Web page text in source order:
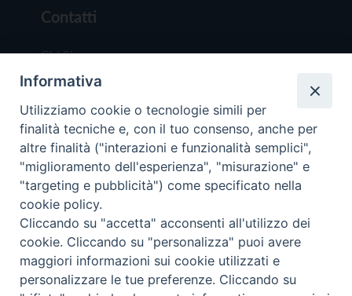
Contatti
Chi Siamo
Redazione
Scrivici
Copyright © 2019 - Tutti i diritti riservati - Vita
Trentina Editrice
Privacy Policy
Torna
Informativa
Utilizziamo cookie o tecnologie simili per
finalità tecniche e, con il tuo consenso, anche per
altre finalità ("interazioni e funzionalità semplici",
"miglioramento dell'esperienza", "misurazione" e
"targeting e pubblicità") come specificato nella
cookie policy.
Cliccando su "accetta" acconsenti all'utilizzo dei
cookie. Cliccando su "personalizza" puoi avere
maggiori informazioni sui cookie utilizzati e
personalizzare le tue preferenze. Cliccando su